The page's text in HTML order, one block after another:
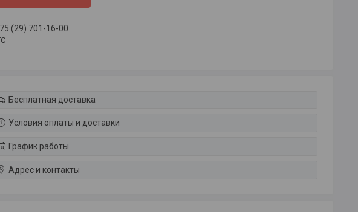
(29) 701-16-00
Бесплатная доставка
Условия оплаты и доставки
График работы
Адрес и контакты